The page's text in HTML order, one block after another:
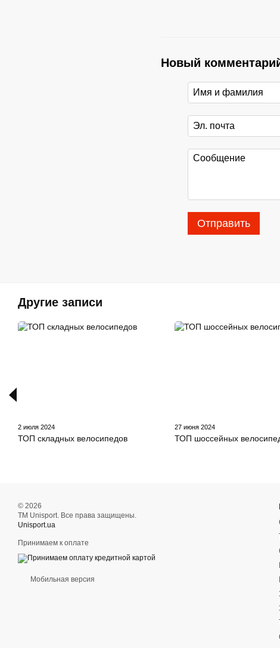
Новый
Отправить
Другие записи
2 июля 2024
ТОП складных велосипедов
27 июня 2024
ТОП шоссейных
© 2026
ТМ Unisport. Все права защищены.
Unisport.ua
Принимаем к оплате
Мобильная версия